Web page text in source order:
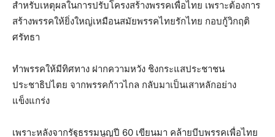
สำหรับเหตุผลในการปรับโครงสร้างพรรคเพื่อไทย เพราะต้องการ
สร้างพรรคให้ยิ่งใหญ่เหมือนสมัยพรรคไทยรักไทย กอบกู้วิกฤติ
ศรัทธา
ทำพรรคให้มีทิศทาง ฝากความหวัง ชิงกระแสประชาชน
ประชาธิปไตย จากพรรคก้าวไกล กลับมาเป็นเสาหลักอย่าง
แข็งแกร่ง
เพราะหลังจากรัฐธรรมนูญปี 60 เขียนมา คล้ายบีบพรรคเพื่อไทย